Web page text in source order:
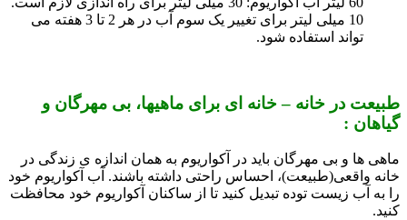
10 میلی لیتر برای تغییر یک سوم آب در هر 2 تا 3 هفته می
تواند استفاده شود.
طبیعت در خانه – خانه­ ای برای ماهی­ها، بی مهرگان و
گیاهان :
ماهی ها و بی مهرگان باید در آکواریوم به همان اندازه ی زندگی در
خانه واقعی(طبیعت)، احساس راحتی داشته باشند. آب آکواریوم خود
را به آب زیست توده تبدیل کنید تا از ساکنان آکواریوم خود محافظت
کنید.